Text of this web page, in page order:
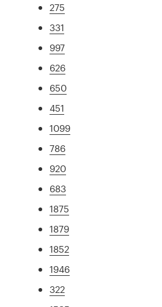
275
331
997
626
650
451
1099
786
920
683
1875
1879
1852
1946
322